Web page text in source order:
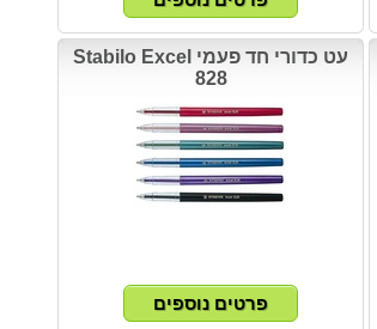
עט כדורי חד פעמי Stabilo Excel
828